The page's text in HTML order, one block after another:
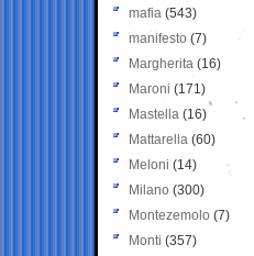
mafia (543)
manifesto (7)
Margherita (16)
Maroni (171)
Mastella (16)
Mattarella (60)
Meloni (14)
Milano (300)
Montezemolo (7)
Monti (357)